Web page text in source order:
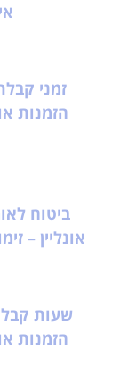
זמני
הזמנות
ביטוח
אונליין –
שעות
הזמנות